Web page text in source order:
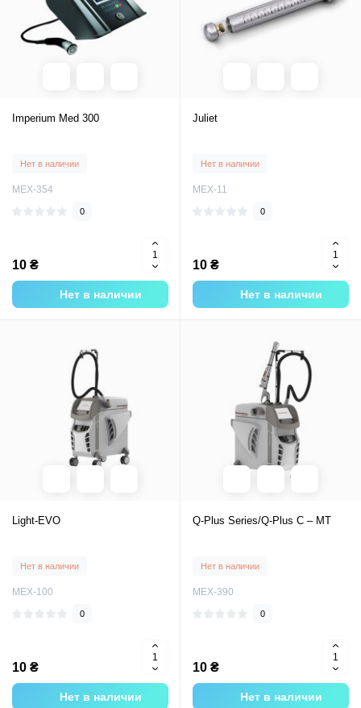
Imperium Med 300
Нет в наличии
MEX-354
0
10 ₴
Нет в наличии
Juliet
Нет в наличии
MEX-11
0
10 ₴
Нет в наличии
Light-EVO
Нет в наличии
MEX-100
0
10 ₴
Нет в наличии
Q-Plus Series/Q-Plus C – MT
Нет в наличии
MEX-390
0
10 ₴
Нет в наличии